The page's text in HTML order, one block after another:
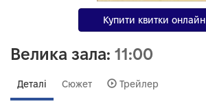
Купити квитки онлайн
Велика зала: 11:00
Деталі Сюжет Трейлер